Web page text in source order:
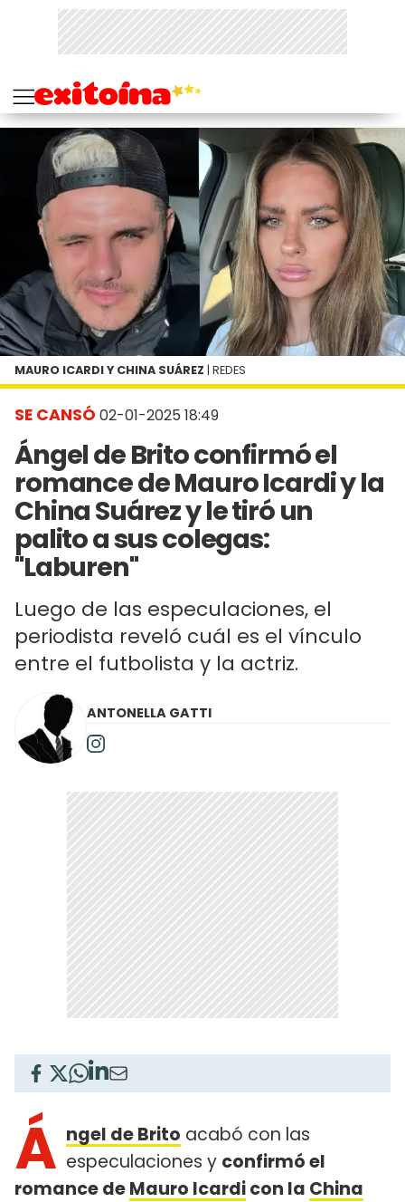
SE CANSÓ 02-01-2025 18:49
Ángel de Brito confirmó el
romance de Mauro Icardi y la
China Suárez y le tiró un
palito a sus colegas:
"Laburen"
Luego de las especulaciones, el
periodista reveló cuál es el vínculo
entre el futbolista y la actriz.
MAURO ICARDI Y CHINA SUÁREZ | REDES
ANTONELLA GATTI
Á ngel de Brito acabó con las
especulaciones y confirmó el
romance deMauro Icardicon la China